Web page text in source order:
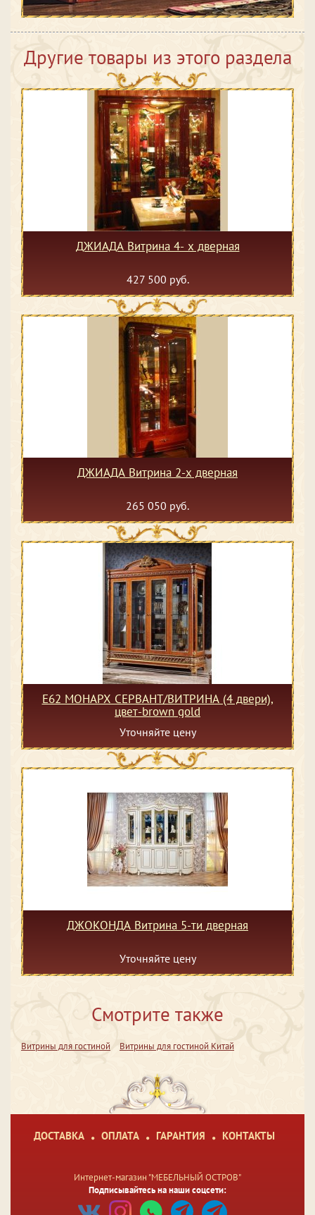
Другие товары из этого раздела
ДЖИАДА Витрина 4- х дверная
427 500 руб.
ДЖИАДА Витрина 2-х дверная
265 050 руб.
Е62 МОНАРХ СЕРВАНТ/ВИТРИНА (4 двери),
цвет-brown gold
Уточняйте цену
ДЖОКОНДА Витрина 5-ти дверная
Уточняйте цену
Смотрите также
Витрины для гостиной Витрины для гостиной Китай
ДОСТАВКА ОПЛАТА ГАРАНТИЯ КОНТАКТЫ
Интернет-магазин "МЕБЕЛЬНЫЙ ОСТРОВ"
Подписывайтесь на наши соцсети: